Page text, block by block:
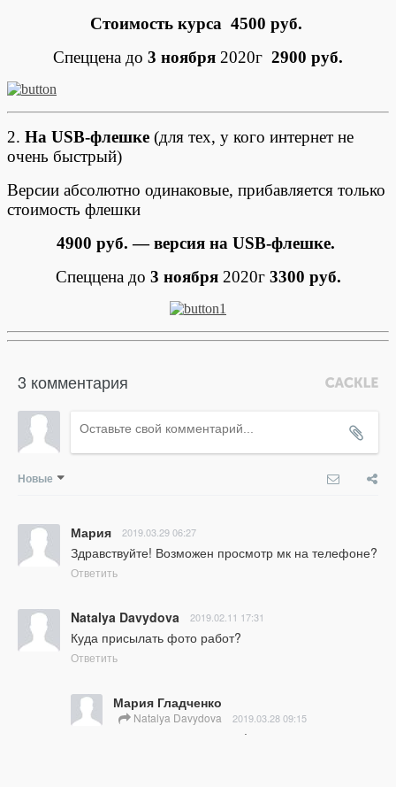
Стоимость курса 4500 руб.
Спеццена до 3 ноября 2020г 2900 руб.
2. На USB-флешке (для тех, у кого интернет не
очень быстрый)
Версии абсолютно одинаковые, прибавляется только
стоимость флешки
4900 руб. — версия на USB-флешке.
Спеццена до 3 ноября2020г 3300 руб.
3 комментария
Новые
Мария 2019.03.29 06:27
Здравствуйте! Возможен просмотр мк на телефоне?
Ответить
Natalya Davydova 2019.02.11 17:31
Куда присылать фото работ?
Ответить
Мария Гладченко
Natalya Davydova 2019.03.28 09:15
Наталья, добрый день! К сожалению, я